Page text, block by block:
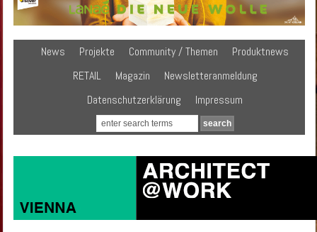
News Projekte Community / Themen
Produktnews
RETAIL
Magazin
Newsletteranmeldung
Datenschutzerklärung
Impressum